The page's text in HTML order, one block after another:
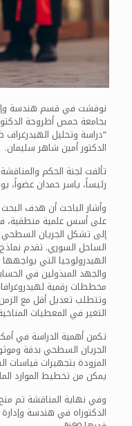
نوقشت في قسم هندسة
بجامعة حمص أطروحة
“دراسة وتحليل
الدكتور أمين شاهر سليمان.
تألفت لجنة الحكم
رئيساً، ياسر حمدان
وأشار الباحث أن هدف
على أسس علمية منطقية،
إلى تشكل الجريان
الهيدرولوجيا التي
والجهد المبذولين في
مخططات رقمية لهيدروغرافات
وتتطلب تعديل أقل مع
التغير في المعطيات
الجريان السطحي بدقة
يمكن من تخطيط الموارد
وفي نهاية المناقشة تم
الدكتوراه في هندسة وإدارة